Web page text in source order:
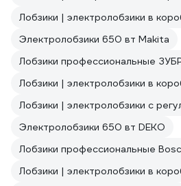
Лобзики | электролобзики в
Электролобзики 650 вт Makita
Лобзики профессиональные
Лобзики | электролобзики в
Электролобзики 650 вт DEKO
Лобзики профессиональные
Лобзики | электролобзики в